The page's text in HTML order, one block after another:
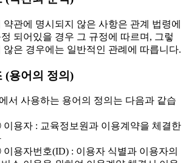
약관에 명시되지 않은 사항은 관계 법령에
되어있을 경우 그 규정에 따르며, 그렇
않은 경우에는 일반적인 관례에 따릅니다.
(용어의 정의)
서 사용하는 용어의 정의는 다음과 같습
용자 : 교육정보원과 이용계약을 체결한
용자번호(ID) : 이용자 식별과 이용자의